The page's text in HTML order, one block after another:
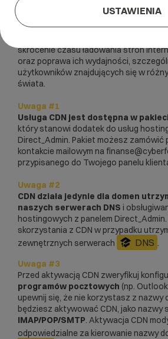
rozmieszczonych w różnych
która służy do dostarczania treści
skrócenie czasu ładowania stron
oraz poprawa ich wydajności,
użytkowników znajdujących się w
świata.
Uwaga #1
Usługa CDN jest dostępna w
który stanowi dodatek do usług
Direct_Admin. Pakiet możesz
kontakcie mailowym na
przypisanego do Twojego panelu
Uwaga #2
CDN działa jedynie dla domen
naszych serwerach DNS i
hostingowych z panelem
skorzystania z CDN w przypadku
zewnętrznych serwerach
DNS .
Uwaga #3
Przed aktywacją CDN zweryfikuj
programów pocztowych (np.
upewnij się, że nie korzystasz z nazwy
będziesz aktywować CDN, jako nazwy
IMAP/POP/SMTP. Aktywacja CDN
odpowiedzialne za kierowanie nazwy
USTAWIENIA